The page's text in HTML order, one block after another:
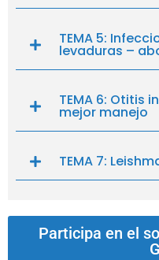
TEMA 5:
levaduras –
TEMA 6: Otitis
mejor manejo
TEMA 7:
Participa en el